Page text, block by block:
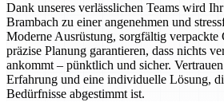
Dank unseres verlässlichen Teams wird
Brambach zu einer angenehmen und
Moderne Ausrüstung, sorgfältig verpackte
präzise Planung garantieren, dass nichts
ankommt – pünktlich und sicher.
Erfahrung und eine individuelle Lösung,
Bedürfnisse abgestimmt ist.